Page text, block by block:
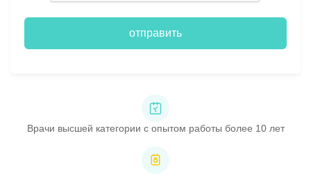
Врачи высшей категории с опытом работы более 10 лет
отправить